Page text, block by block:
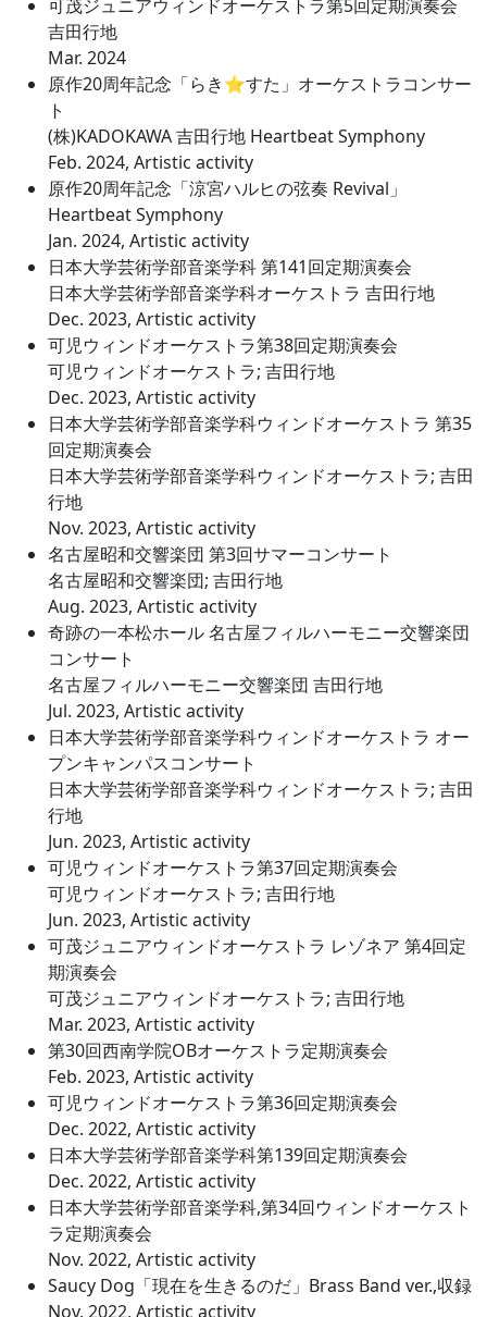
可茂ジュニアウィンドオーケストラ第5回定期演奏会
吉田行地
Mar. 2024
原作20周年記念「らき⭐︎すた」オーケストラコンサー
ト
(株)KADOKAWA 吉田行地 Heartbeat Symphony
Feb. 2024, Artistic activity
原作20周年記念「涼宮ハルヒの弦奏 Revival」
Heartbeat Symphony
Jan. 2024, Artistic activity
日本大学芸術学部音楽学科 第141回定期演奏会
日本大学芸術学部音楽学科オーケストラ 吉田行地
Dec. 2023, Artistic activity
可児ウィンドオーケストラ第38回定期演奏会
可児ウィンドオーケストラ; 吉田行地
Dec. 2023, Artistic activity
日本大学芸術学部音楽学科ウィンドオーケストラ 第35
回定期演奏会
日本大学芸術学部音楽学科ウィンドオーケストラ; 吉田
行地
Nov. 2023, Artistic activity
名古屋昭和交響楽団 第3回サマーコンサート
名古屋昭和交響楽団; 吉田行地
Aug. 2023, Artistic activity
奇跡の一本松ホール 名古屋フィルハーモニー交響楽団
コンサート
名古屋フィルハーモニー交響楽団 吉田行地
Jul. 2023, Artistic activity
日本大学芸術学部音楽学科ウィンドオーケストラ オー
プンキャンパスコンサート
日本大学芸術学部音楽学科ウィンドオーケストラ; 吉田
行地
Jun. 2023, Artistic activity
可児ウィンドオーケストラ第37回定期演奏会
可児ウィンドオーケストラ; 吉田行地
Jun. 2023, Artistic activity
可茂ジュニアウィンドオーケストラ レゾネア 第4回定
期演奏会
可茂ジュニアウィンドオーケストラ; 吉田行地
Mar. 2023, Artistic activity
第30回西南学院OBオーケストラ定期演奏会
Feb. 2023, Artistic activity
可児ウィンドオーケストラ第36回定期演奏会
Dec. 2022, Artistic activity
日本大学芸術学部音楽学科第139回定期演奏会
Dec. 2022, Artistic activity
日本大学芸術学部音楽学科,第34回ウィンドオーケスト
ラ定期演奏会
Nov. 2022, Artistic activity
Saucy Dog「現在を生きるのだ」Brass Band ver.,収録
Nov. 2022, Artistic activity